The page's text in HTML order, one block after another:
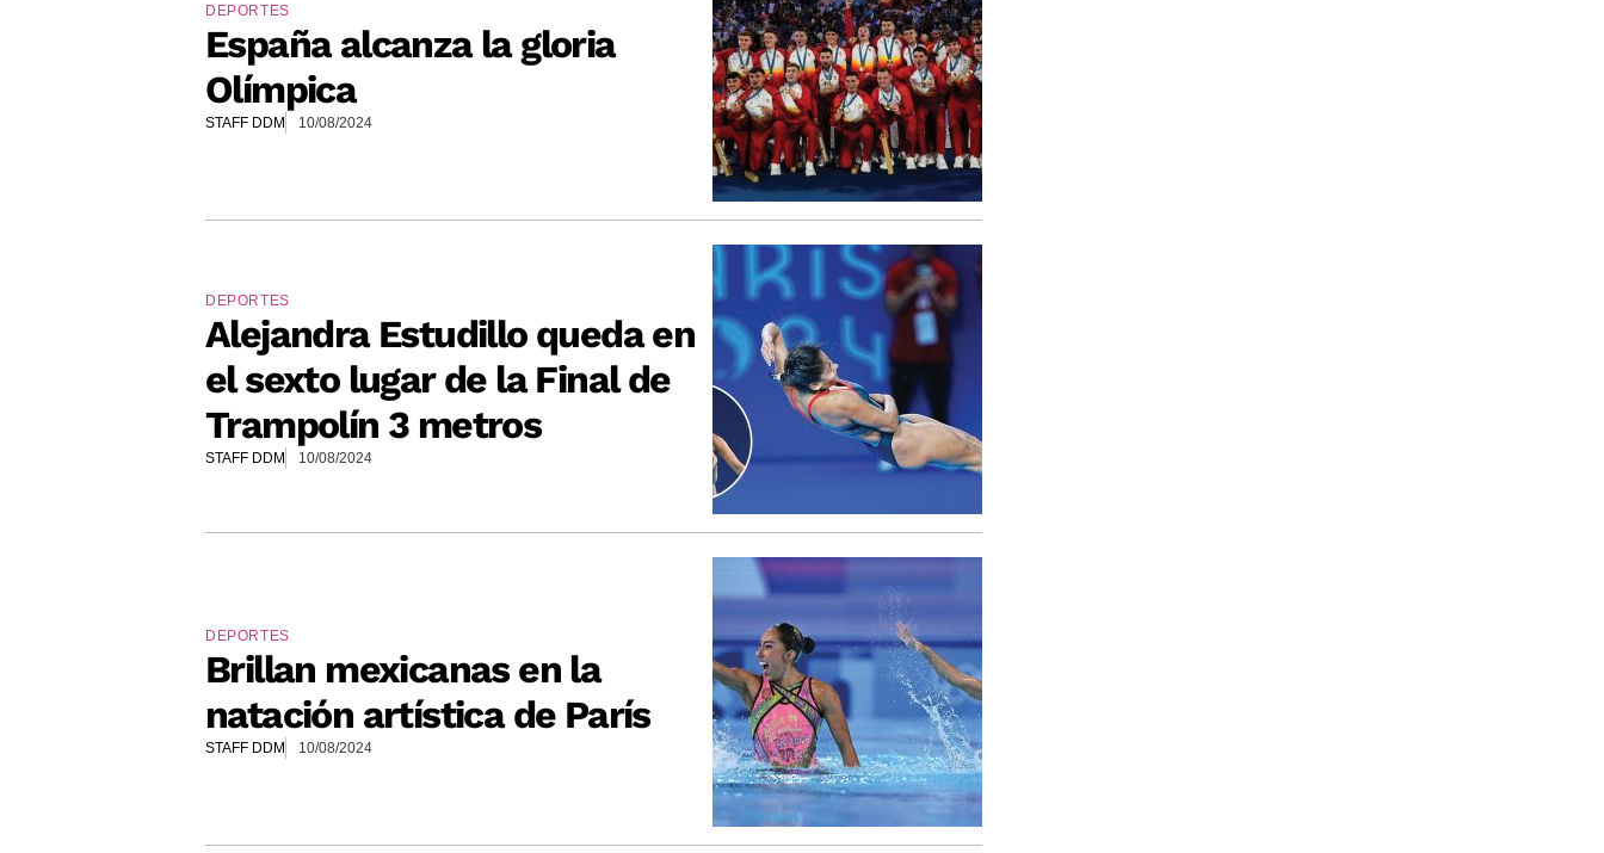
DEPORTES
España alcanza la gloria
Olímpica
STAFF DDM 10/08/2024
DEPORTES
Alejandra Estudillo queda en
el sexto lugar de la Final de
Trampolín 3 metros
STAFF DDM 10/08/2024
DEPORTES
Brillan mexicanas en la
natación artística de París
STAFF DDM 10/08/2024